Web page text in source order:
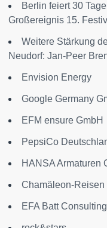
Berlin feiert 30
Großereignis 15.
Weitere Stärkung
Neudorf: Jan-Peer
Envision Energy
Google Germany
EFM ensure GmbH
PepsiCo
HANSA Armaturen
Chamäleon-Reisen
EFA Batt Consulting